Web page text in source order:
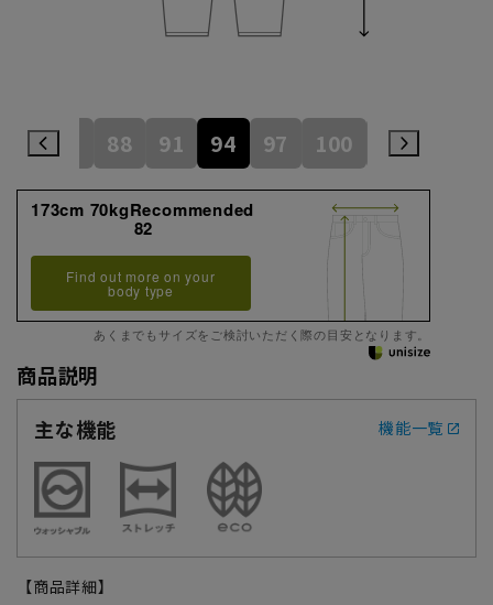
85 88 91 94 97 100 105
173cm 70kgRecommended
82
Find out more on your
body type
あくまでもサイズをご検討いただく際の目安となります。
商品説明
主な機能
機能一覧
【商品詳細】